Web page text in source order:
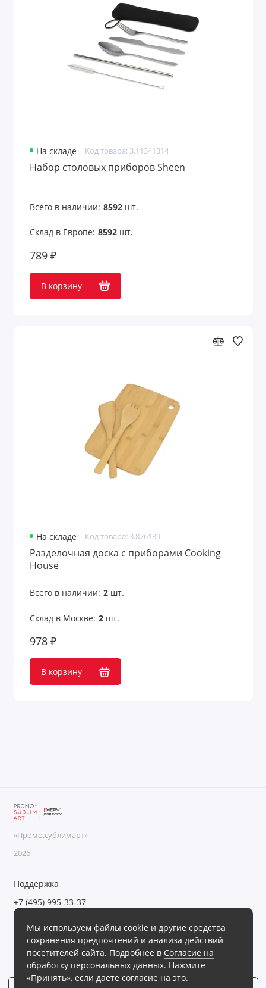
На складе Код товара: 3.11341314
Набор столовых приборов Sheen
Всего в наличии: 8592шт.
Склад в Европе: 8592шт.
789 ₽
В корзину
На складе Код товара: 3.826139
Разделочная доска с приборами Cooking
House
Всего в наличии: 2шт.
Склад в Москве: 2шт.
978 ₽
В корзину
Мы используем файлы cookie и другие средства
сохранения предпочтений и анализа действий
посетителей сайта. Подробнее в Согласие на
обработку персональных данных. Нажмите
«Принять», если даете согласие на это.
«Промо.сублимарт»
2026
Поддержка
+7 (495) 995-33-37
Обратный звонок
Пн-Пт с 09:00 до 18:00, Сб-Вс выходные
Мы в сети